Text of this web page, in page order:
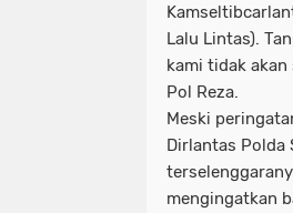
Lalu Lintas).
kami tidak akan
Pol Reza.
Meski
Dirlantas Polda
mengingatkan